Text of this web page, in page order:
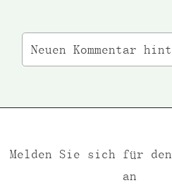
Neuen Kommentar
Melden Sie sich für
an